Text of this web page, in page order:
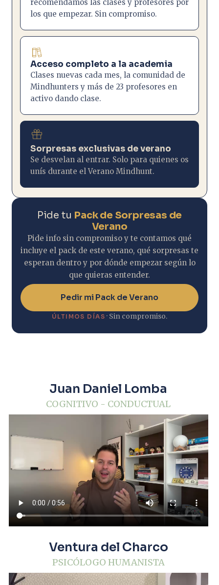
recomendamos las clases y profesores por
los que empezar. Sin compromiso.
Acceso completo a la academia
Clases nuevas cada mes, la comunidad de
Mindhunters y más de 23 profesores en
activo dando clase.
Sorpresas exclusivas de verano
Se desvelan al entrar. Solo para quienes os
unís durante el Verano Mindhunt.
Pide tu Pack de Sorpresas de
Verano
Pide info sin compromiso y te contamos qué
incluye el pack de este verano, qué sorpresas te
esperan dentro y por dónde empezar según lo
que quieras entender.
Pedir mi Pack de Verano
ÚLTIMOS DÍAS · Sin compromiso.
Juan Daniel Lomba
COGNITIVO - CONDUCTUAL
Ventura del Charco
PSICÓLOGO HUMANISTA